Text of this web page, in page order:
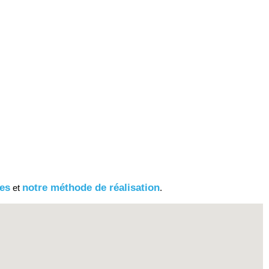
et notre méthode de réalisation.